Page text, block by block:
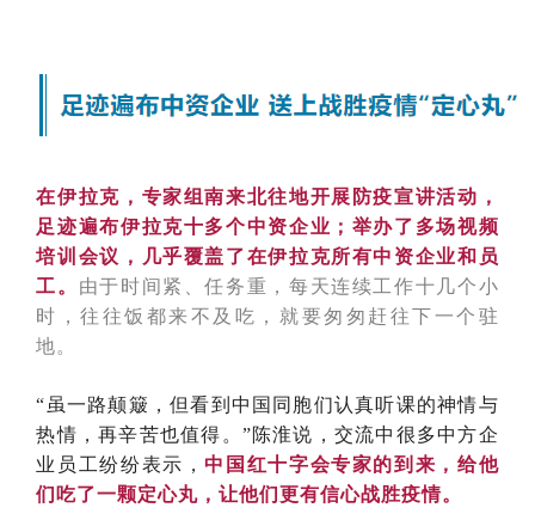
在伊拉克，专家组南来北往地开展防疫宣讲活动，
足迹遍布伊拉克十多个中资企业；举办了多场视频
培训会议，几乎覆盖了在伊拉克所有中资企业和员
工。 由于时间紧、任务重，每天连续工作十几个小
时，往往饭都来不及吃，就要匆匆赶往下一个驻
地。
“虽一路颠簸，但看到中国同胞们认真听课的神情与
热情，再辛苦也值得。”陈淮说，交流中很多中方企
业员工纷纷表示，中国红十字会专家的到来，给他
们吃了一颗定心丸，让他们更有信心战胜疫情。